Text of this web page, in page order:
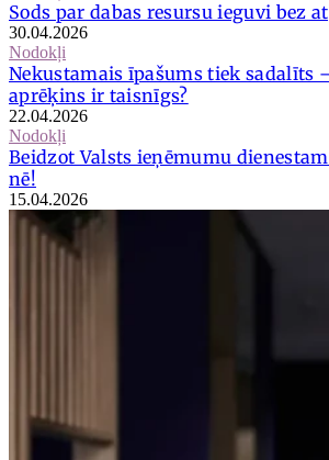
Sods par dabas resursu ieguvi bez
30.04.2026
Nodokļi
Nekustamais īpašums tiek sadalīts
aprēķins ir taisnīgs?
22.04.2026
Nodokļi
Beidzot Valsts ieņēmumu
nē!
15.04.2026